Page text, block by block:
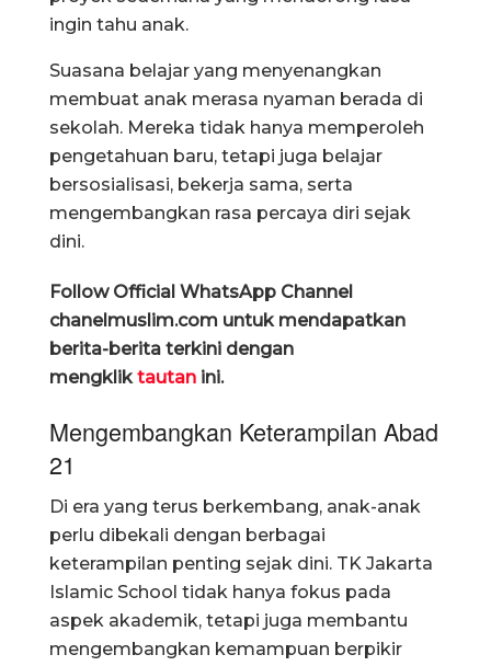
ingin tahu anak.
Suasana belajar yang menyenangkan
membuat anak merasa nyaman berada di
sekolah. Mereka tidak hanya memperoleh
pengetahuan baru, tetapi juga belajar
bersosialisasi, bekerja sama, serta
mengembangkan rasa percaya diri sejak
dini.
Follow Official WhatsApp Channel
chanelmuslim.com untuk mendapatkan
berita-berita terkini dengan
mengklik tautan ini.
Mengembangkan Keterampilan Abad
21
Di era yang terus berkembang, anak-anak
perlu dibekali dengan berbagai
keterampilan penting sejak dini. TK Jakarta
Islamic School tidak hanya fokus pada
aspek akademik, tetapi juga membantu
mengembangkan kemampuan berpikir